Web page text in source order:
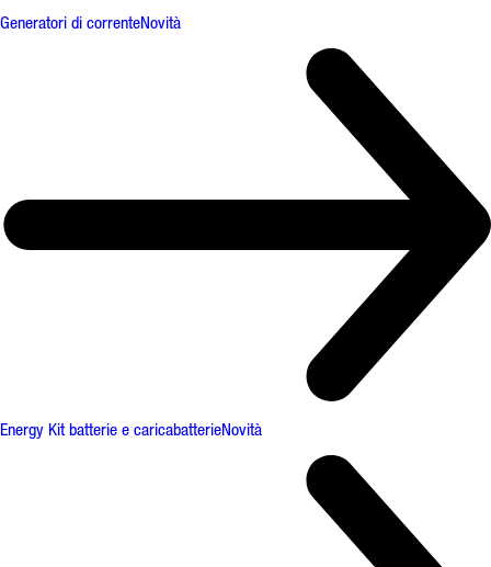
Generatori di correnteNovità
Energy Kit batterie e caricabatterieNovità